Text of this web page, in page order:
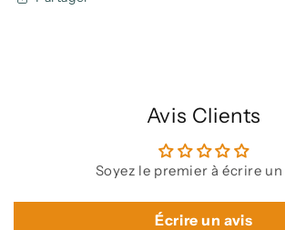
Avis Clients
Soyez le premier à écrire
Écrire un avis